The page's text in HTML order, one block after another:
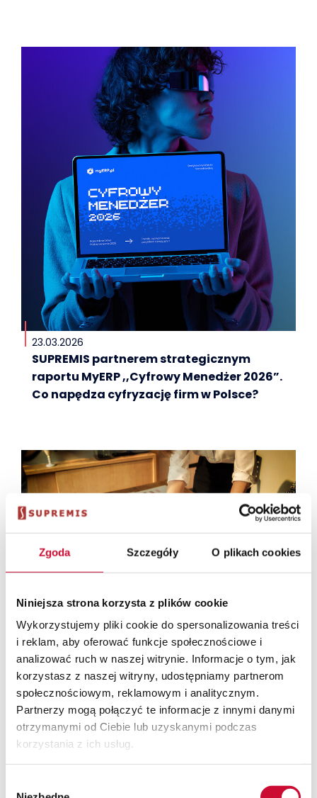
Zgoda Szczegóły O plikach cookies
Niniejsza strona korzysta z plików cookie
Wykorzystujemy pliki cookie do spersonalizowania treści
i reklam, aby oferować funkcje społecznościowe i
analizować ruch w naszej witrynie. Informacje o tym, jak
korzystasz z naszej witryny, udostępniamy partnerom
społecznościowym, reklamowym i analitycznym.
Partnerzy mogą połączyć te informacje z innymi danymi
otrzymanymi od Ciebie lub uzyskanymi podczas
korzystania z ich usług.
23.03.2026
SUPREMIS partnerem strategicznym
raportu MyERP ,,Cyfrowy Menedżer 2026”.
Co napędza cyfryzację firm w Polsce?
05.03.2026
ERP dla grupy kapitałowej – produkty SAP w
systemie two-tier